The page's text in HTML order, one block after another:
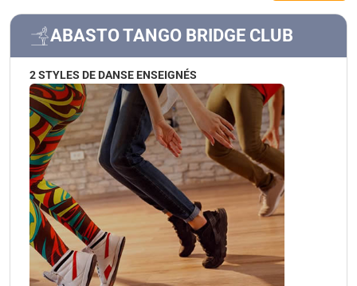
ABASTO TANGO BRIDGE CLUB
2 STYLES DE DANSE ENSEIGNÉS